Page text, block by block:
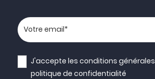
Au top arriver très vite
( 13/03/21 )
Votre adresse email
J'accepte lesconditions générales
politique de confidentialité